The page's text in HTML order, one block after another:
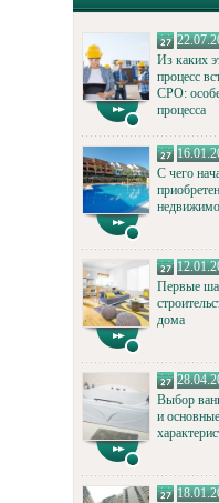
Из каких
процесс
СРО:
процесса
С чего
Первые
дома
Выбор
и основные